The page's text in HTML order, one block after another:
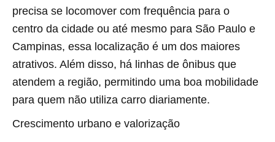
precisa se locomover com frequência para o
centro da cidade ou até mesmo para São Paulo e
Campinas, essa localização é um dos maiores
atrativos. Além disso, há linhas de ônibus que
atendem a região, permitindo uma boa mobilidade
para quem não utiliza carro diariamente.
Crescimento urbano e valorização